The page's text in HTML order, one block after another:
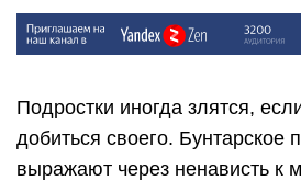
Подростки иногда злятся,
добиться своего. Бунтарское
выражают через ненависть к